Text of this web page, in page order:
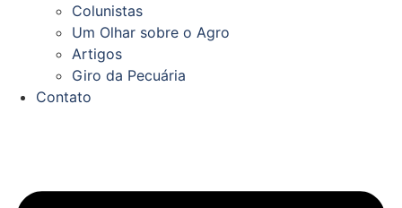
Colunistas
Um Olhar sobre o Agro
Artigos
Giro da Pecuária
Contato